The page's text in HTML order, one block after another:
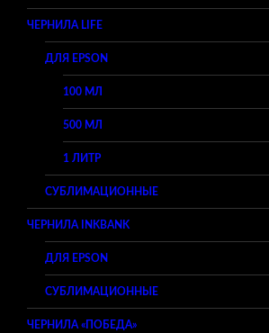
ЧЕРНИЛА LIFE
ДЛЯ EPSON
100 МЛ
500 МЛ
1 ЛИТР
СУБЛИМАЦИОННЫЕ
ЧЕРНИЛА INKBANK
ДЛЯ EPSON
СУБЛИМАЦИОННЫЕ
ЧЕРНИЛА «ПОБЕДА»